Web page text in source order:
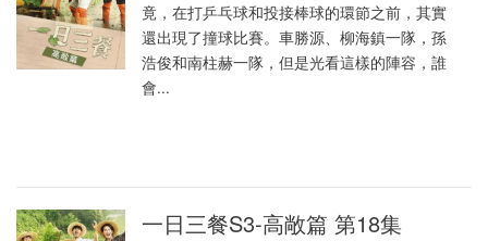
竟，在打乒乓球和投接棒球的環節之前，其實
還出現了撞球比賽。車勝源、柳海鎮一隊，孫
浩俊和南柱赫一隊，但是光看這樣的陣容，誰
會...
一日三餐S3-高敞篇 第18集